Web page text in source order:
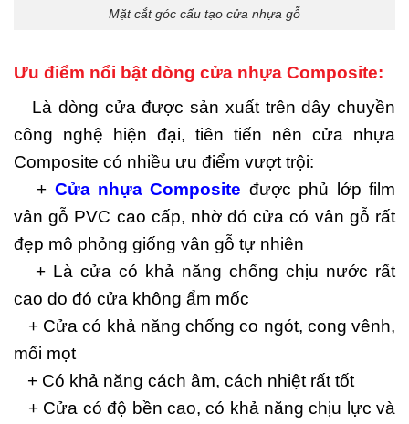
Mặt cắt góc cấu tạo cửa nhựa gỗ
Ưu điểm nổi bật dòng cửa nhựa Composite:
Là dòng cửa được sản xuất trên dây chuyền
công nghệ hiện đại, tiên tiến nên cửa nhựa
Composite có nhiều ưu điểm vượt trội:
+ Cửa nhựa Composite được phủ lớp film
vân gỗ PVC cao cấp, nhờ đó cửa có vân gỗ rất
đẹp mô phỏng giống vân gỗ tự nhiên
+ Là cửa có khả năng chống chịu nước rất
cao do đó cửa không ẩm mốc
+ Cửa có khả năng chống co ngót, cong vênh,
mối mọt
+ Có khả năng cách âm, cách nhiệt rất tốt
+ Cửa có độ bền cao, có khả năng chịu lực và